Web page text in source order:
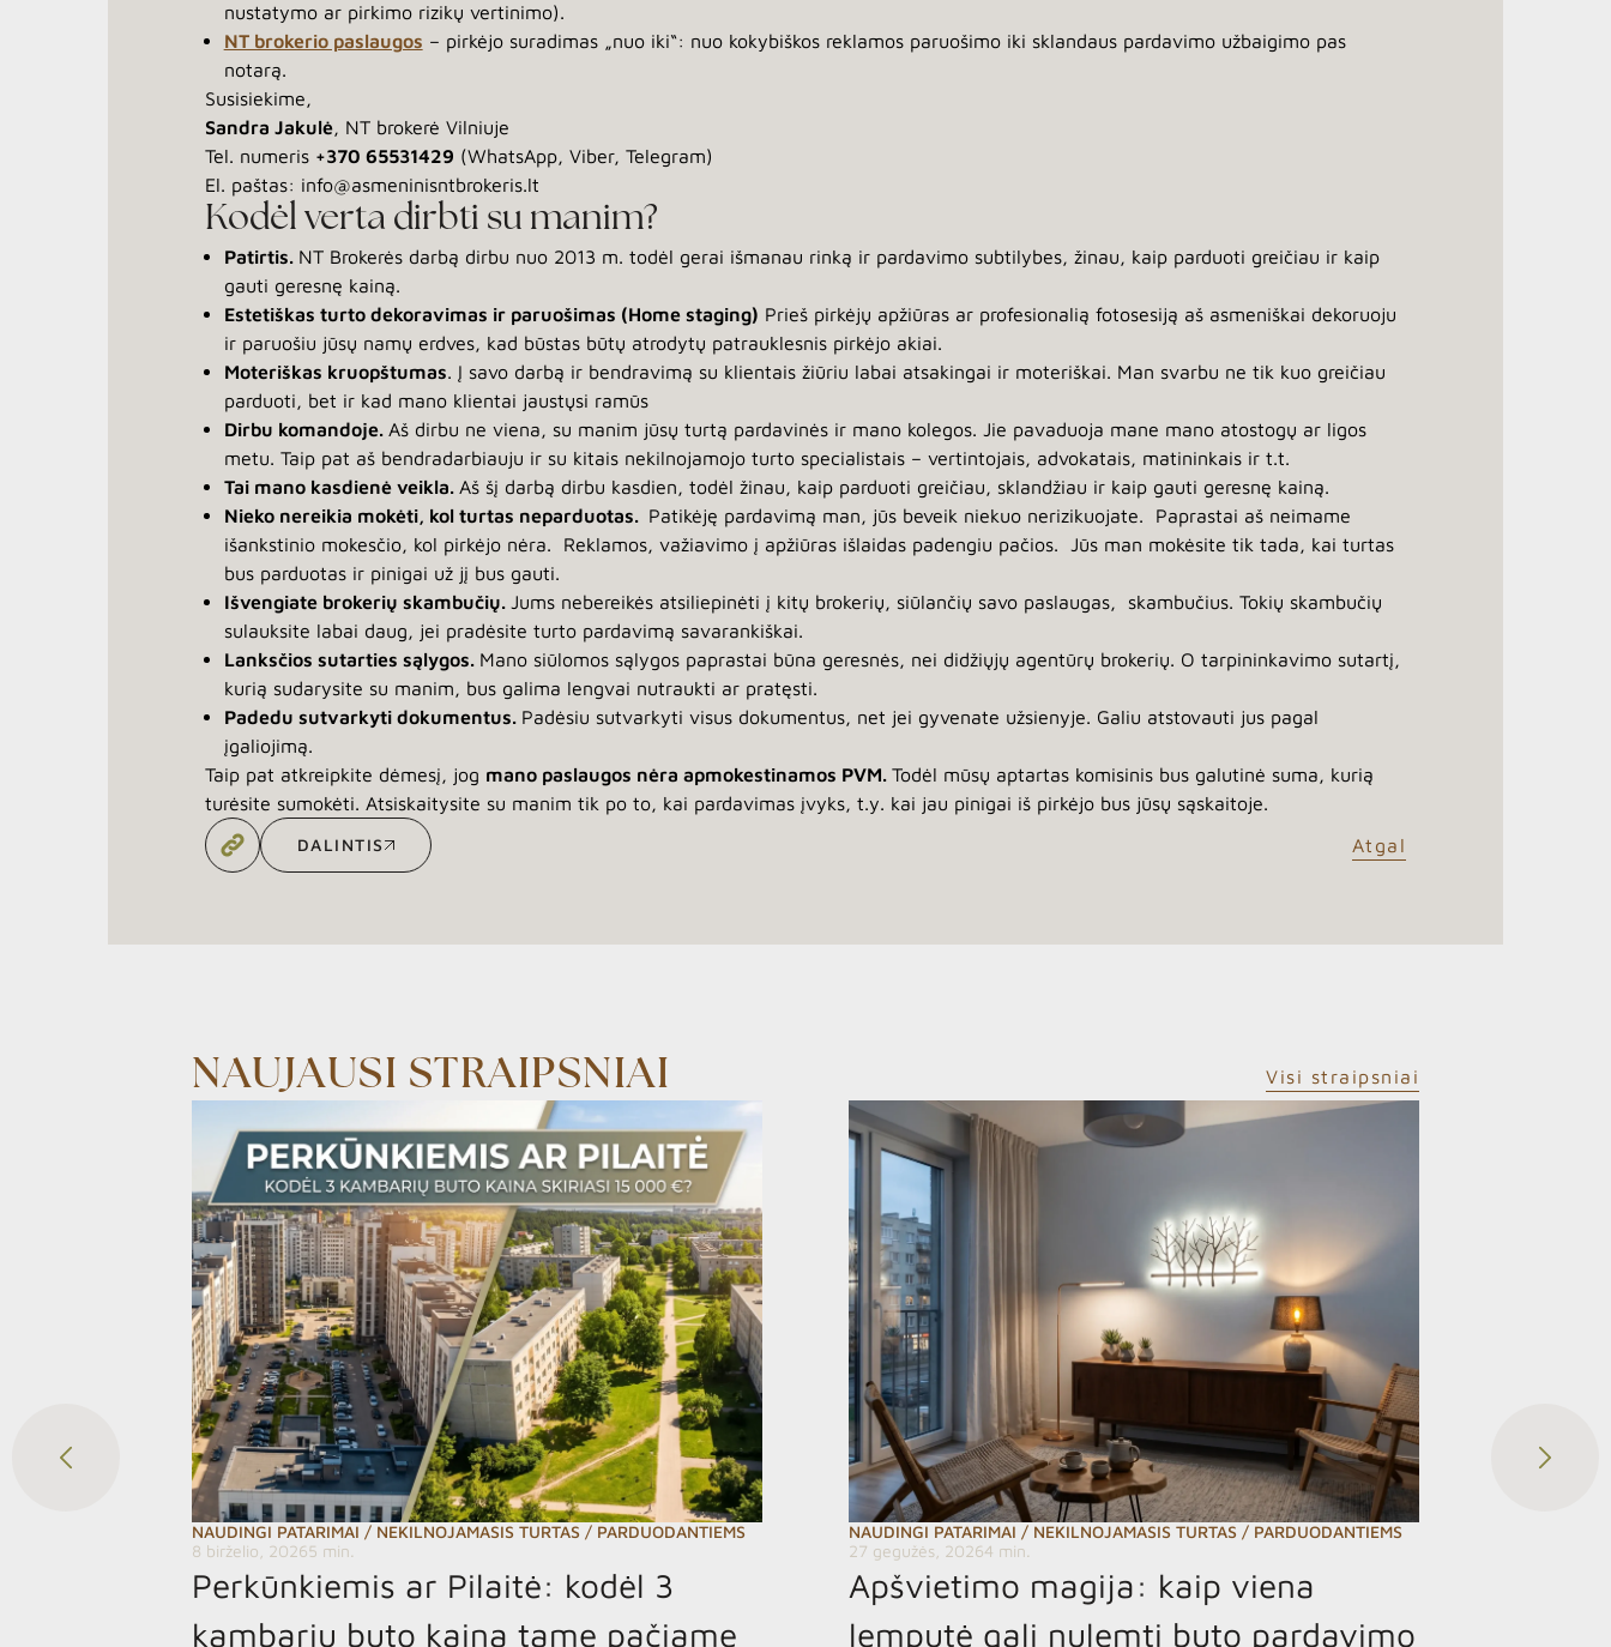
nustatymo ar pirkimo rizikų vertinimo).
NT brokerio paslaugos – pirkėjo suradimas „nuo iki“: nuo kokybiškos reklamos paruošimo iki sklandaus pardavimo užbaigimo pas
notarą.
Susisiekime,
Sandra Jakulė, NT brokerė Vilniuje
Tel. numeris +370 65531429 (WhatsApp, Viber, Telegram)
El. paštas: info@asmeninisntbrokeris.lt
Kodėl verta dirbti su manim?
Patirtis. NT Brokerės darbą dirbu nuo 2013 m. todėl gerai išmanau rinką ir pardavimo subtilybes, žinau, kaip parduoti greičiau ir kaip
gauti geresnę kainą.
Estetiškas turto dekoravimas ir paruošimas (Home staging) Prieš pirkėjų apžiūras ar profesionalią fotosesiją aš asmeniškai dekoruoju
ir paruošiu jūsų namų erdves, kad būstas būtų atrodytų patrauklesnis pirkėjo akiai.
Moteriškas kruopštumas. Į savo darbą ir bendravimą su klientais žiūriu labai atsakingai ir moteriškai. Man svarbu ne tik kuo greičiau
parduoti, bet ir kad mano klientai jaustųsi ramūs
Dirbu komandoje. Aš dirbu ne viena, su manim jūsų turtą pardavinės ir mano kolegos. Jie pavaduoja mane mano atostogų ar ligos
metu. Taip pat aš bendradarbiauju ir su kitais nekilnojamojo turto specialistais – vertintojais, advokatais, matininkais ir t.t.
Tai mano kasdienė veikla. Aš šį darbą dirbu kasdien, todėl žinau, kaip parduoti greičiau, sklandžiau ir kaip gauti geresnę kainą.
Nieko nereikia mokėti, kol turtas neparduotas. Patikėję pardavimą man, jūs beveik niekuo nerizikuojate. Paprastai aš neimame
išankstinio mokesčio, kol pirkėjo nėra. Reklamos, važiavimo į apžiūras išlaidas padengiu pačios. Jūs man mokėsite tik tada, kai turtas
bus parduotas ir pinigai už jį bus gauti.
Išvengiate brokerių skambučių. Jums nebereikės atsiliepinėti į kitų brokerių, siūlančių savo paslaugas, skambučius. Tokių skambučių
sulauksite labai daug, jei pradėsite turto pardavimą savarankiškai.
Lanksčios sutarties sąlygos. Mano siūlomos sąlygos paprastai būna geresnės, nei didžiųjų agentūrų brokerių. O tarpininkavimo sutartį,
kurią sudarysite su manim, bus galima lengvai nutraukti ar pratęsti.
Padedu sutvarkyti dokumentus. Padėsiu sutvarkyti visus dokumentus, net jei gyvenate užsienyje. Galiu atstovauti jus pagal
įgaliojimą.
Taip pat atkreipkite dėmesį, jog mano paslaugos nėra apmokestinamos PVM. Todėl mūsų aptartas komisinis bus galutinė suma, kurią
turėsite sumokėti. Atsiskaitysite su manim tik po to, kai pardavimas įvyks, t.y. kai jau pinigai iš pirkėjo bus jūsų sąskaitoje.
DALINTIS
Atgal
NAUJAUSI STRAIPSNIAI Visi straipsniai
NAUDINGI PATARIMAI / NEKILNOJAMASIS TURTAS / PARDUODANTIEMS
8 birželio, 20265 min.
Perkūnkiemis ar Pilaitė: kodėl 3
kambarių buto kaina tame pačiame
NAUDINGI PATARIMAI / NEKILNOJAMASIS TURTAS / PARDUODANTIEMS
27 gegužės, 20264 min.
Apšvietimo magija: kaip viena
lemputė gali nulemti buto pardavimo